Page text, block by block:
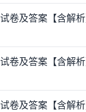
卷及答案【含解析
卷及答案【含解析
卷及答案【含解析